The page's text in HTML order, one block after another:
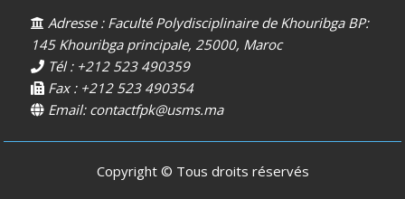
Adresse : Faculté Polydisciplinaire de Khouribga BP:
145 Khouribga principale, 25000, Maroc
Tél : +212 523 490359
Fax : +212 523 490354
Email: contactfpk@usms.ma
Copyright © Tous droits réservés